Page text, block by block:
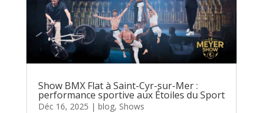
Show BMX Flat à Saint-Cyr-sur-Mer :
performance sportive aux Étoiles du Sport
Déc 16, 2025 | blog, Shows